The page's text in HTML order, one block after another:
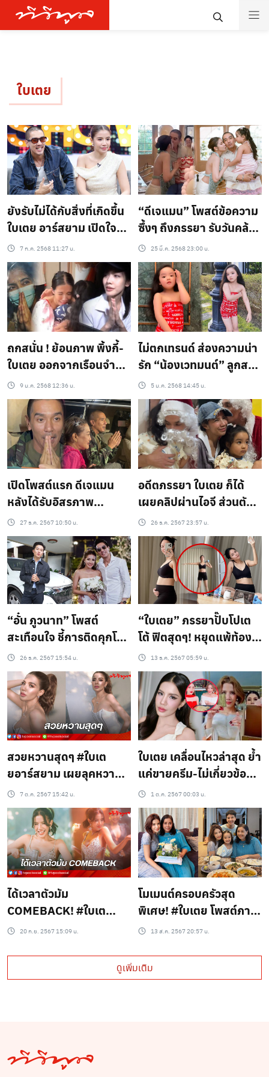
ใบเตย
ยังรับไม่ได้กับสิ่งที่เกิดขึ้น
ใบเตย อาร์สยาม เปิดใจ
โรคซึมเศร้ารุมเร้า ดีเจ
แมน ให้กำลังใจ เผยรู้สึก
ผิดต่อภรรยา เพราะ
แนะนำให้รู้จักคนไม่ดี
7 ก.ค. 2568 11:27 น.
“ดีเจแมน” โพสต์ข้อความ
ซึ้งๆ ถึงภรรยา รับวันคล้าย
วันเกิด “ใบเตย” พร้อม
รูปภาพที่แสนจะอบอุ่น..?
25 มี.ค. 2568 23:00 น.
ถกสนั่น ! ย้อนภาพ พิ้งกี้-
ใบเตย ออกจากเรือนจำ
ผมสั้น เทียบชัด มิน พีชญา
หน้าตาสดใส ไว้ผมยาว เผ
ยกฏจากราชทัณฑ์ แบบนี้
ผิดระเบียบหรือไม่ ?
9 ม.ค. 2568 12:36 น.
ไม่ตกเทรนด์ ส่องความน่า
รัก “น้องเวทมนต์” ลูกสาว
”ใบเตย-ดีเจแมน“ กับชุด
เทปกาวสุดฮิต ระวังแตก !!
5 ม.ค. 2568 14:45 น.
เปิดโพสต์แรก ดีเจแมน
หลังได้รับอิสรภาพ
“ขอบคุณทุกคนที่เชื่อมั่นใน
ตัวผมครับ”
27 ธ.ค. 2567 10:50 น.
อดีตภรรยา ใบเตย ก็ได้
เผยคลิปผ่านไอจี ส่วนตัว
ว่า ขอบคุณทุกกำลังใจนะ
คะ/ครับ พี่แมนกลับมา
แล้วน้า..?
26 ธ.ค. 2567 23:57 น.
“อั๋น ภูวนาท” โพสต์
สะเทือนใจ ชี้การติดคุกโดย
ยังไม่พิสูจน์ความผิดคือ
ความไม่เป็นธรรม กรณี ดี
เจแมน-ใบเตย
26 ธ.ค. 2567 15:54 น.
“ใบเตย” ภรรยาปั๊บโปเต
โต้ ฟิตสุดๆ! หยุดแพ้ท้อง
ปุ๊บ ลุกขึ้นมาออกกำลัง
กายเพื่อลูกน้อย
13 ธ.ค. 2567 05:59 น.
สวยหวานสุดๆ #ใบเต
ยอาร์สยาม เผยลุคหวานๆ
แฟนๆแห่คอมเมนต์!
7 ต.ค. 2567 15:42 น.
ใบเตย เคลื่อนไหวล่าสุด ย้ำ
แค่ขายครีม-ไม่เกี่ยวข้อง
ทอง ได้แค่ค่าตัว ไม่มีได้แบ
รนด์เนม เผย ยินดีชี้แจง
ตร. ปมแม่ตั๊ก..?
1 ต.ค. 2567 00:03 น.
ได้เวลาตัวมัม
COMEBACK! #ใบเต
ยอาร์สยาม ซิงเกิ้ลใหม่
แน่นอน!
20 ก.ย. 2567 15:09 น.
โมเมนต์ครอบครัวสุด
พิเศษ! #ใบเตย โพสต์ภาพ
วันแม่คู่คุณแม่และ
13 ส.ค. 2567 20:57 น.
ดูเพิ่มเติม